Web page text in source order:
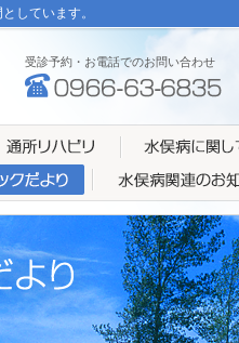
しています。
受診予約・お電話でのお問い合わせ